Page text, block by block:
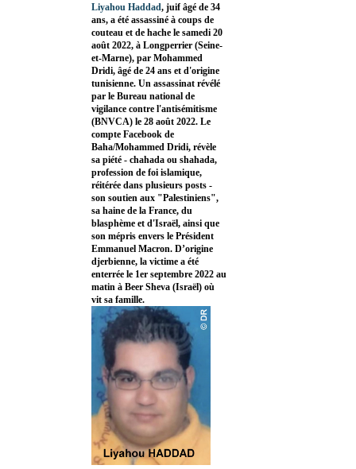
Liyahou Haddad, juif âgé de 34
ans, a été assassiné à coups de
couteau et de hache le samedi 20
août 2022, à Longperrier (Seine-
et-Marne), par Mohammed
Dridi, âgé de 24 ans et d'origine
tunisienne. Un assassinat révélé
par le Bureau national de
vigilance contre l'antisémitisme
(BNVCA) le 28 août 2022. Le
compte Facebook de
Baha/Mohammed Dridi, révèle
sa piété - chahada ou shahada,
profession de foi islamique,
réitérée dans plusieurs posts -
son soutien aux "Palestiniens",
sa haine de la France, du
blasphème et d'Israël, ainsi que
son mépris envers le Président
Emmanuel Macron. D’origine
djerbienne, la victime a été
enterrée le 1er septembre 2022 au
matin à Beer Sheva (Israël) où
vit sa famille.